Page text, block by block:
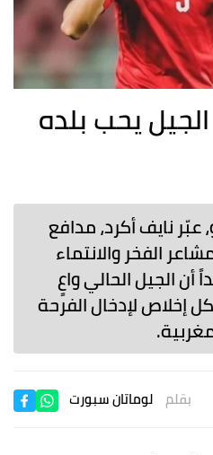
يحب بلده
عبّر نايف أكرد، مدافع
الفخر والانتماء
الجيل الحالي واعٍ
إخلاص لإدخال الفرحة
بقلم لوماتان سبورت